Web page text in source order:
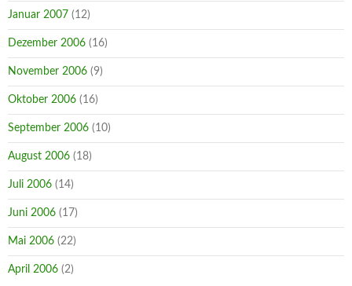
Januar 2007 (12)
Dezember 2006 (16)
November 2006 (9)
Oktober 2006 (16)
September 2006 (10)
August 2006 (18)
Juli 2006 (14)
Juni 2006 (17)
Mai 2006 (22)
April 2006 (2)